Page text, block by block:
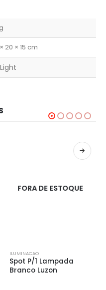
20 × 15 cm
FORA DE ESTOQUE
ILUMINACAO
Spot P/1 Lampada
Branco Luzon